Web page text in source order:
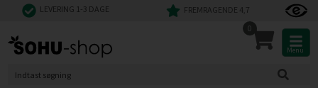
LEVERING 1-3 DAGE FREMRAGENDE 4,7
0
Menu